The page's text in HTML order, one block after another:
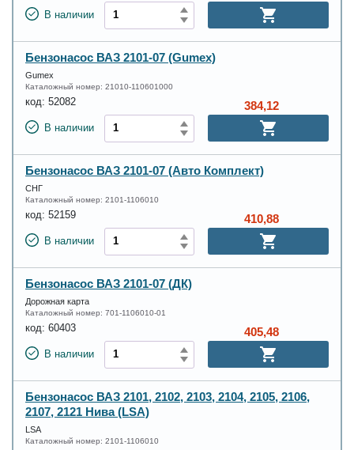
В наличии
Бензонасос ВАЗ 2101-07 (Gumex)
Gumex
Каталожный номер: 21010-110601000
код: 52082
В наличии
384,12
Бензонасос ВАЗ 2101-07 (Авто Комплект)
СНГ
Каталожный номер: 2101-1106010
код: 52159
В наличии
410,88
Бензонасос ВАЗ 2101-07 (ДК)
Дорожная карта
Каталожный номер: 701-1106010-01
код: 60403
В наличии
405,48
Бензонасос ВАЗ 2101, 2102, 2103, 2104, 2105, 2106,
2107, 2121 Нива (LSA)
LSA
Каталожный номер: 2101-1106010